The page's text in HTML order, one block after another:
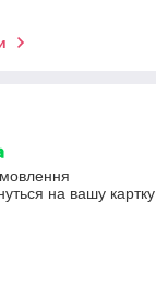
на вашу картку